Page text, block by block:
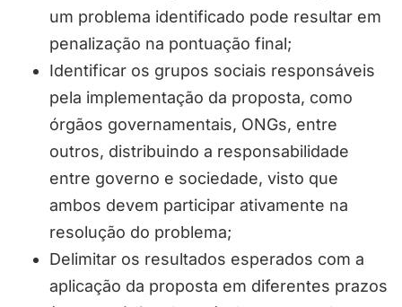
um problema identificado pode resultar em
penalização na pontuação final;
Identificar os grupos sociais responsáveis
pela implementação da proposta, como
órgãos governamentais, ONGs, entre
outros, distribuindo a responsabilidade
entre governo e sociedade, visto que
ambos devem participar ativamente na
resolução do problema;
Delimitar os resultados esperados com a
aplicação da proposta em diferentes prazos